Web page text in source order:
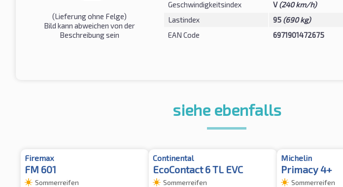
(Lieferung ohne Felge)
Bild kann abweichen von der
Beschreibung sein
Geschwindigkeitsindex
V(240 km/h)
Lastindex
95 (690 kg)
EAN Code
6971901472675
siehe ebenfalls
Firemax
FM 601
Sommerreifen
Continental
EcoContact 6 TL EVC
Sommerreifen
Michelin
Primacy 4+
Sommerreifen